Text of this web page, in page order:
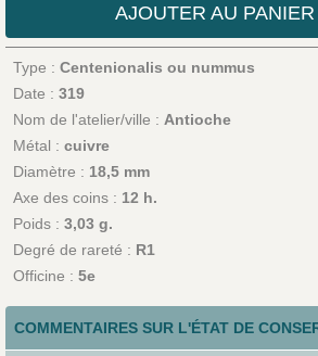
AJOUTER AU PANIER
Type : Centenionalis ou nummus
Date : 319
Nom de l'atelier/ville : Antioche
Métal : cuivre
Diamètre : 18,5 mm
Axe des coins : 12 h.
Poids : 3,03 g.
Degré de rareté : R1
Officine : 5e
COMMENTAIRES SUR L'ÉTAT DE